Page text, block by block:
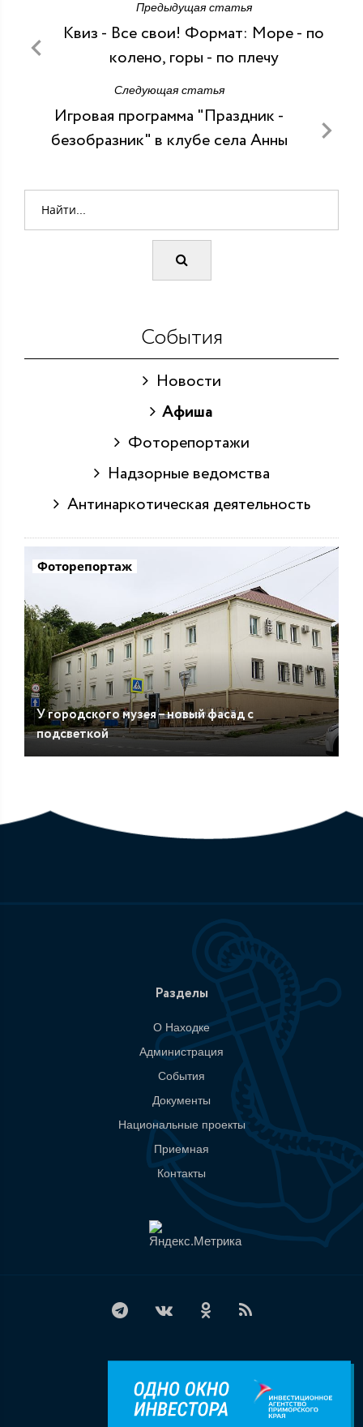
Предыдущая статья
Квиз - Все свои! Формат: Море - по
колено, горы - по плечу
Следующая статья
Игровая программа "Праздник -
безобразник" в клубе села Анны
События
Новости
Афиша
Фоторепортажи
Надзорные ведомства
Антинаркотическая деятельность
Фоторепортаж
У городского музея – новый фасад с
подсветкой
Разделы
О Находке
Администрация
События
Документы
Национальные проекты
Приемная
Контакты